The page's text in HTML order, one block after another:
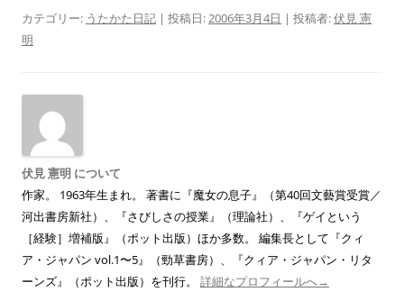
カテゴリー: うたかた日記 | 投稿日:2006年3月4日 | 投稿者:伏見 憲
明
伏見 憲明 について
作家。 1963年生まれ。 著書に『魔女の息子』（第40回文藝賞受賞／
河出書房新社）、『さびしさの授業』（理論社）、『ゲイという
［経験］増補版』（ポット出版）ほか多数。 編集長として『クィ
ア・ジャパン vol.1〜5』（勁草書房）、『クィア・ジャパン・リタ
ーンズ』（ポット出版）を刊行。 詳細なプロフィールへ→